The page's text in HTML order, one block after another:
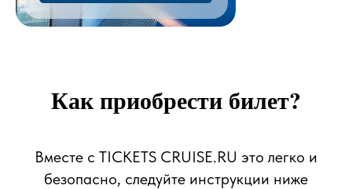
Как приобрести билет?
Вместе с TICKETS CRUISE.RU это легко и
безопасно, следуйте инструкции ниже